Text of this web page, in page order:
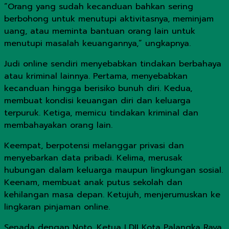
“Orang yang sudah kecanduan bahkan sering
berbohong untuk menutupi aktivitasnya, meminjam
uang, atau meminta bantuan orang lain untuk
menutupi masalah keuangannya,” ungkapnya.
Judi online sendiri menyebabkan tindakan berbahaya
atau kriminal lainnya. Pertama, menyebabkan
kecanduan hingga berisiko bunuh diri. Kedua,
membuat kondisi keuangan diri dan keluarga
terpuruk. Ketiga, memicu tindakan kriminal dan
membahayakan orang lain.
Keempat, berpotensi melanggar privasi dan
menyebarkan data pribadi. Kelima, merusak
hubungan dalam keluarga maupun lingkungan sosial.
Keenam, membuat anak putus sekolah dan
kehilangan masa depan. Ketujuh, menjerumuskan ke
lingkaran pinjaman online.